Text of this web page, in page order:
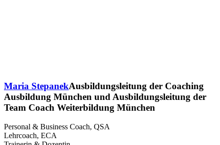
Maria StepanekAusbildungsleitung der Coaching
Ausbildung München und Ausbildungsleitung der
Team Coach Weiterbildung München
Personal & Business Coach, QSA
Lehrcoach, ECA